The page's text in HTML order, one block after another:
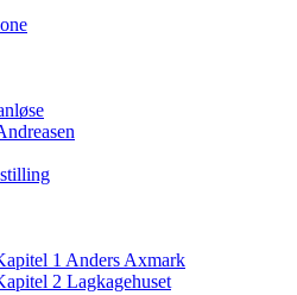
1 Anders Axmark
2 Lagkagehuset